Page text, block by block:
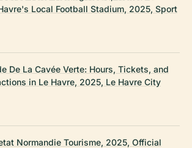
Local Football Stadium, 2025, Sport
De La Cavée Verte: Hours, Tickets, and
in Le Havre, 2025, Le Havre City
Normandie Tourisme, 2025, Official